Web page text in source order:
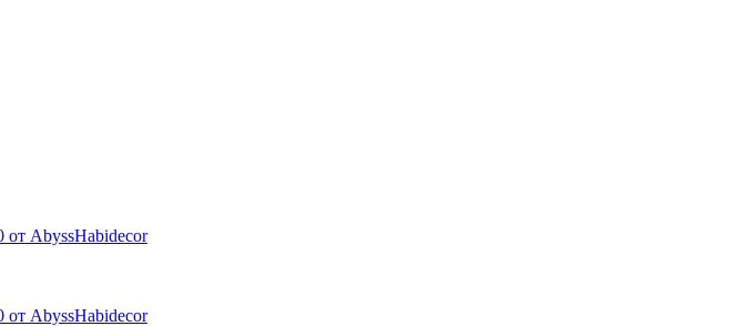
от AbyssHabidecor
от AbyssHabidecor